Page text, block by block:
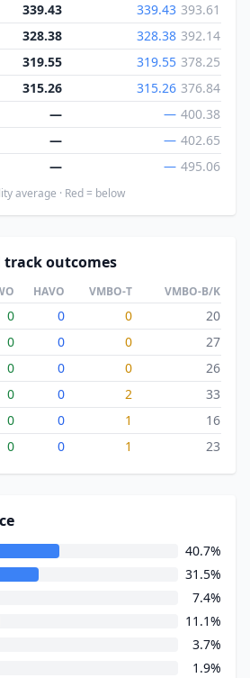
339.43 339.43 393.61
328.38 328.38 392.14
319.55 319.55 378.25
315.26 315.26 376.84
— — 400.38
— — 402.65
— — 495.06
average · Red = below
track outcomes
HAVO VMBO-T VMBO-B/K
0 0 0
20
0 0 0
27
0 0 0
26
0 0 2
33
0 0 1
16
0 0 1 23
40.7%
31.5%
7.4%
11.1%
3.7%
1.9%